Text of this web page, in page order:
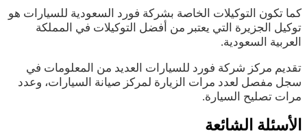
كما تكون التوكيلات الخاصة بشركة فورد السعودية للسيارات هو
توكيل الجزيرة التي يعتبر من أفضل التوكيلات في المملكة
العربية السعودية.
تقديم مركز شركة فورد للسيارات العديد من المعلومات في
سجل مفصل لعدد مرات الزيارة لمركز صيانة السيارات، وعدد
مرات تصليح السيارة.
الأسئلة الشائعة